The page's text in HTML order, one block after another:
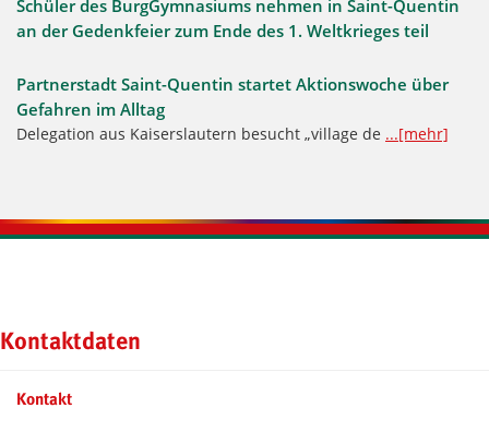
Schüler des BurgGymnasiums nehmen in Saint-Quentin
an der Gedenkfeier zum Ende des 1. Weltkrieges teil
Partnerstadt Saint-Quentin startet Aktionswoche über
Gefahren im Alltag
Delegation aus Kaiserslautern besucht „village de ...[mehr]
Kontaktinformationen und Weiterführendes
Kontaktdaten
Kontakt